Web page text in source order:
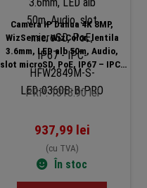
Camera IP Dahua 4K 8MP,
WizSense, WizColor, lentila
3.6mm, LED alb 50m, Audio,
slot microSD, PoE, IP67 – IPC-
HFW2849M-S-LED-0360B-B-
PRO
PRP: 1318.90 lei
937,99 lei
(cu TVA)
În stoc